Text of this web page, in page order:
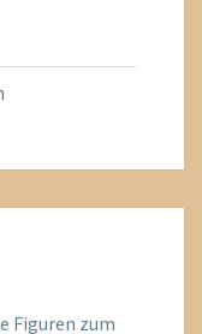
Figuren zum